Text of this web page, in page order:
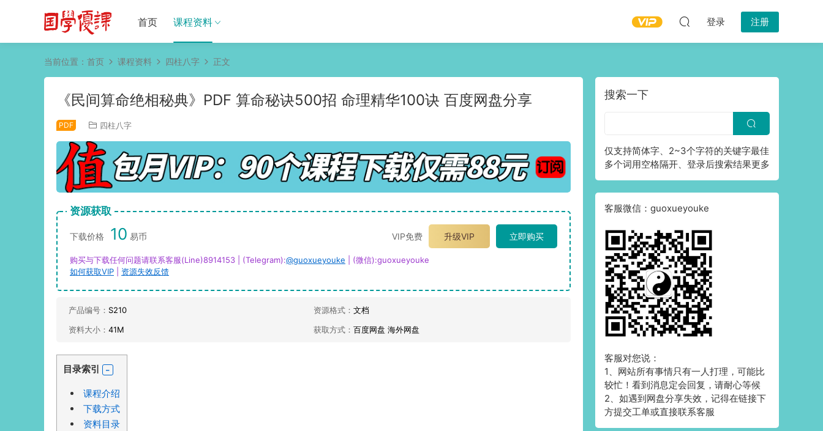
首页 课程资料 登录 注册
当前位置： 首页 课程资料 四柱八字 正文
《民间算命绝相秘典》PDF 算命秘诀500招 命理精华100诀 百度网盘分享
PDF 四柱八字
资源获取
下载价格 10 易币 VIP免费 升级VIP 立即购买
购买与下载任何问题请联系客服(Line)8914153 | (Telegram):@guoxueyouke | (微信):guoxueyouke
如何获取VIP
资源失效反馈
产品编号： S210 资源格式： 文档
资料大小： 41M 获取方式： 百度网盘 海外网盘
目录索引
课程介绍
下载方式
资料目录
搜索一下
仅支持简体字、2~3个字符的关键字最佳
多个词用空格隔开、登录后搜索结果更多
客服微信：guoxueyouke
客服对您说：
1、网站所有事情只有一人打理，可能比
较忙！看到消息定会回复，请耐心等候
2、如遇到网盘分享失效，记得在链接下
方提交工单或直接联系客服